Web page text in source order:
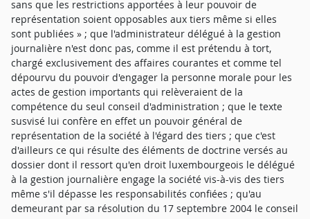
sans que les restrictions apportées à leur pouvoir de
représentation soient opposables aux tiers même si elles
sont publiées » ; que l'administrateur délégué à la gestion
journalière n'est donc pas, comme il est prétendu à tort,
chargé exclusivement des affaires courantes et comme tel
dépourvu du pouvoir d'engager la personne morale pour les
actes de gestion importants qui relèveraient de la
compétence du seul conseil d'administration ; que le texte
susvisé lui confère en effet un pouvoir général de
représentation de la société à l'égard des tiers ; que c'est
d'ailleurs ce qui résulte des éléments de doctrine versés au
dossier dont il ressort qu'en droit luxembourgeois le délégué
à la gestion journalière engage la société vis-à-vis des tiers
même s'il dépasse les responsabilités confiées ; qu'au
demeurant par sa résolution du 17 septembre 2004 le conseil